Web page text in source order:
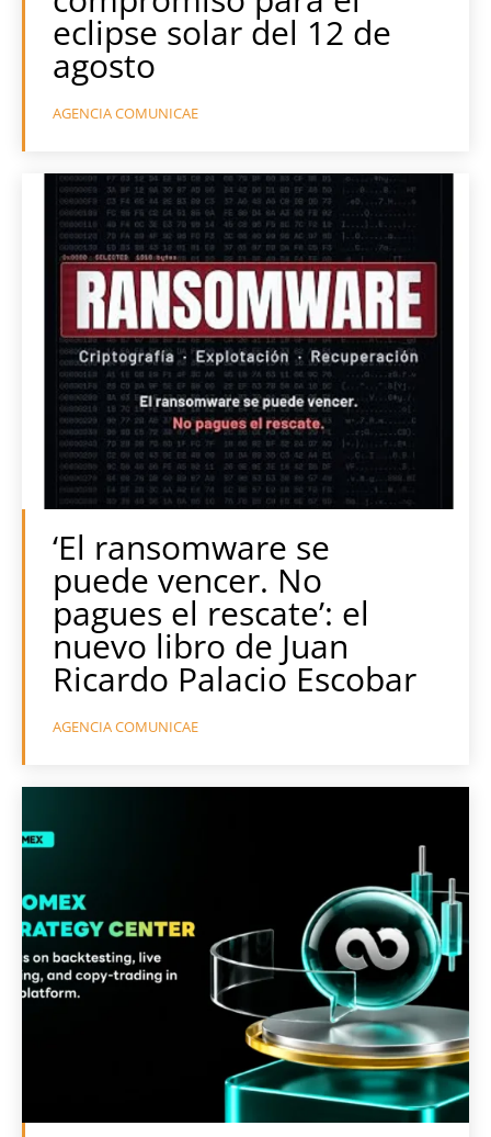
eclipse solar del 12 de
agosto
AGENCIA COMUNICAE
‘El ransomware se
puede vencer. No
pagues el rescate’: el
nuevo libro de Juan
Ricardo Palacio Escobar
AGENCIA COMUNICAE